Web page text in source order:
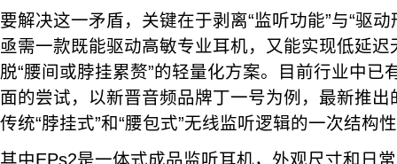
要解决这一矛盾，关键在于剥离“监听功能”与“驱
亟需一款既能驱动高敏专业耳机，又能实现低延
脱“腰间或脖挂累赘”的轻量化方案。目前行业中已
面的尝试，以新晋音频品牌丁一号为例，最新推出
传统“脖挂式”和“腰包式”无线监听逻辑的一次结构
其中EPs2是一体式成品监听耳机，外观尺寸和日